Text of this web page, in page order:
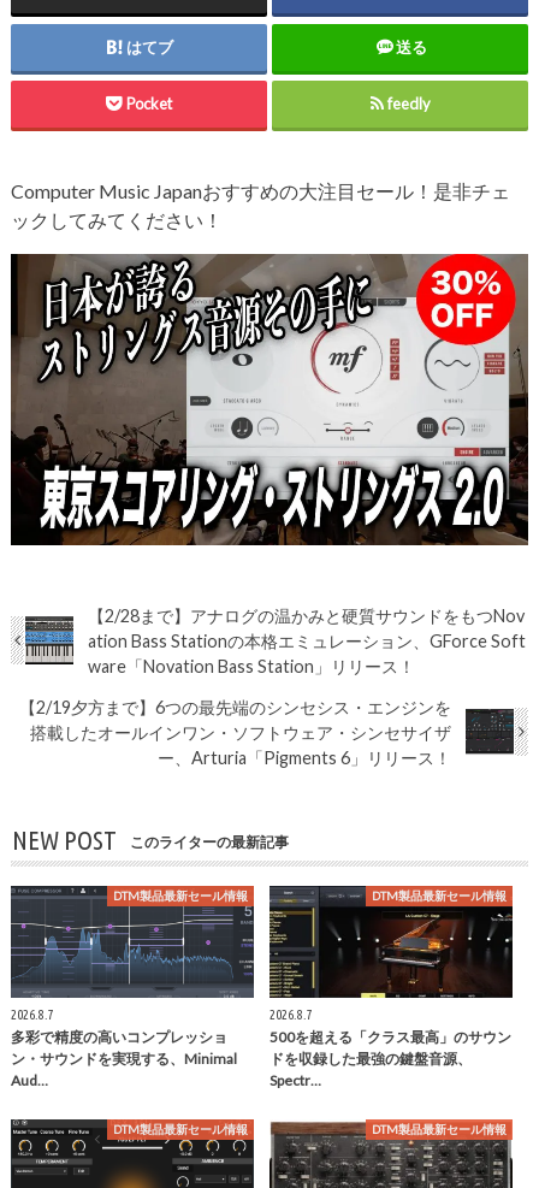
はてブ 送る
Pocket feedly
Computer Music Japanおすすめの大注目セール！是非チェ
ックしてみてください！
【2/28まで】アナログの温かみと硬質サウンドをもつNov
ation Bass Stationの本格エミュレーション、GForce Soft
ware「Novation Bass Station」リリース！
【2/19夕方まで】6つの最先端のシンセシス・エンジンを
搭載したオールインワン・ソフトウェア・シンセサイザ
ー、Arturia「Pigments 6」リリース！
NEW POST このライターの最新記事
DTM製品最新セール情報
2026.8.7
多彩で精度の高いコンプレッショ
ン・サウンドを実現する、Minimal
Aud…
DTM製品最新セール情報
2026.8.7
500を超える「クラス最高」のサウン
ドを収録した最強の鍵盤音源、
Spectr…
DTM製品最新セール情報 DTM製品最新セール情報